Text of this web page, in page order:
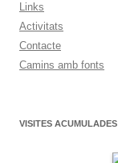
Links
Activitats
Contacte
Camins amb fonts
VISITES ACUMULADES